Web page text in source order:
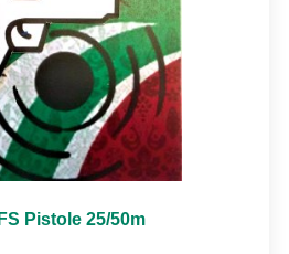
Pistole 25/50m